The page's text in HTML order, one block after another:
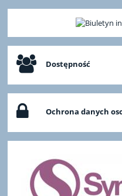
Dostępność
Ochrona danych